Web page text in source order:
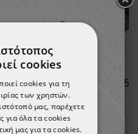
€
cookies
cookies για τη
των χρηστών.
μας, παρέχετε
για όλα τα cookies
μας για τα cookies.